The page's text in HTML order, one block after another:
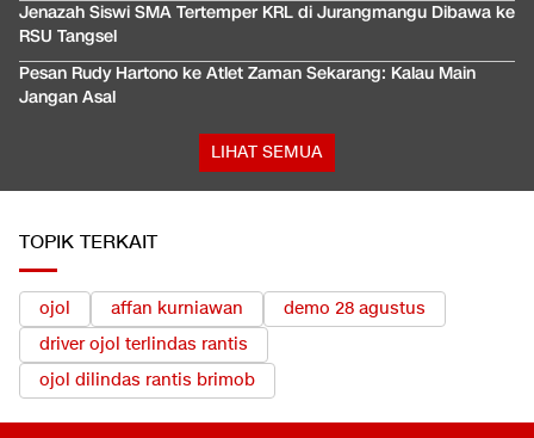
Jenazah Siswi SMA Tertemper KRL di Jurangmangu Dibawa ke
RSU Tangsel
Pesan Rudy Hartono ke Atlet Zaman Sekarang: Kalau Main
Jangan Asal
LIHAT SEMUA
TOPIK TERKAIT
ojol affan kurniawan
demo 28 agustus
driver ojol terlindas rantis
ojol dilindas rantis brimob